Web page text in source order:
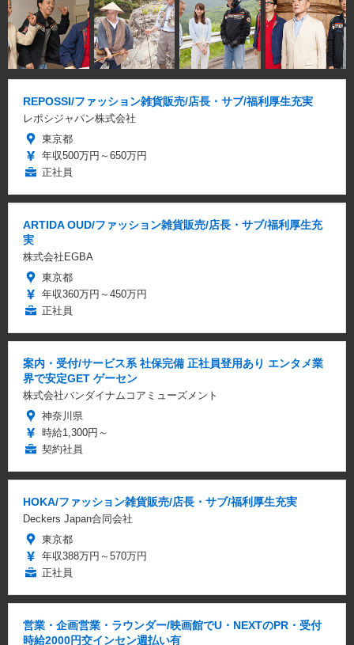
REPOSSI/ファッション雑貨販売/店長・サブ/福利厚生充実
レポシジャパン株式会社
東京都
年収500万円～650万円
正社員
ARTIDA OUD/ファッション雑貨販売/店長・サブ/福利厚生充
実
株式会社EGBA
東京都
年収360万円～450万円
正社員
案内・受付/サービス系 社保完備 正社員登用あり エンタメ業
界で安定GET ゲーセン
株式会社バンダイナムコアミューズメント
神奈川県
時給1,300円～
契約社員
HOKA/ファッション雑貨販売/店長・サブ/福利厚生充実
Deckers Japan合同会社
東京都
年収388万円～570万円
正社員
営業・企画営業・ラウンダー/映画館でU・NEXTのPR・受付
時給2000円交インセン週払い有